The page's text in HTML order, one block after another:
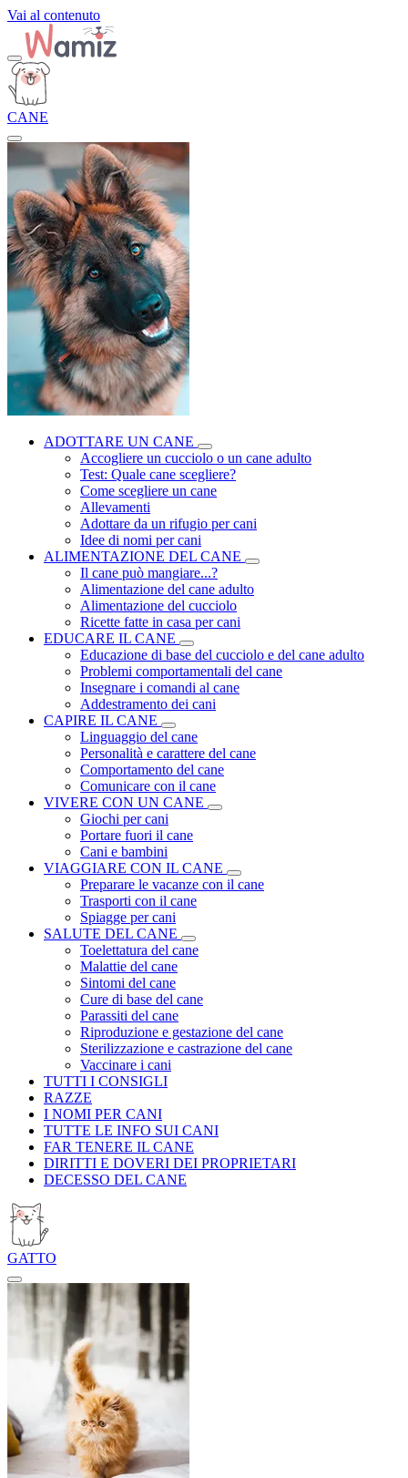
Vai al contenuto
CANE
ADOTTARE UN CANE
Accogliere un cucciolo o un cane adulto
Test: Quale cane scegliere?
Come scegliere un cane
Allevamenti
Adottare da un rifugio per cani
Idee di nomi per cani
ALIMENTAZIONE DEL CANE
Il cane può mangiare...?
Alimentazione del cane adulto
Alimentazione del cucciolo
Ricette fatte in casa per cani
EDUCARE IL CANE
Educazione di base del cucciolo e del cane adulto
Problemi comportamentali del cane
Insegnare i comandi al cane
Addestramento dei cani
CAPIRE IL CANE
Linguaggio del cane
Personalità e carattere del cane
Comportamento del cane
Comunicare con il cane
VIVERE CON UN CANE
Giochi per cani
Portare fuori il cane
Cani e bambini
VIAGGIARE CON IL CANE
Preparare le vacanze con il cane
Trasporti con il cane
Spiagge per cani
SALUTE DEL CANE
Toelettatura del cane
Malattie del cane
Sintomi del cane
Cure di base del cane
Parassiti del cane
Riproduzione e gestazione del cane
Sterilizzazione e castrazione del cane
Vaccinare i cani
TUTTI I CONSIGLI
RAZZE
I NOMI PER CANI
TUTTE LE INFO SUI CANI
FAR TENERE IL CANE
DIRITTI E DOVERI DEI PROPRIETARI
DECESSO DEL CANE
GATTO